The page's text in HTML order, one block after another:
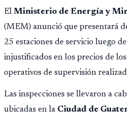
El Ministerio de Energía y
(MEM) anunció que presentará
25 estaciones de servicio luego
injustificados en los precios de
operativos de supervisión
Las inspecciones se llevaron a
ubicadas en la Ciudad de